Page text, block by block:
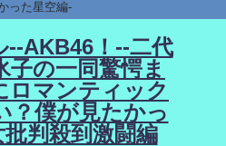
った星空編-
--AKB46！--二代
子の一同驚愕ま
ロマンティック
？僕が見たかっ
判殺到激闘編